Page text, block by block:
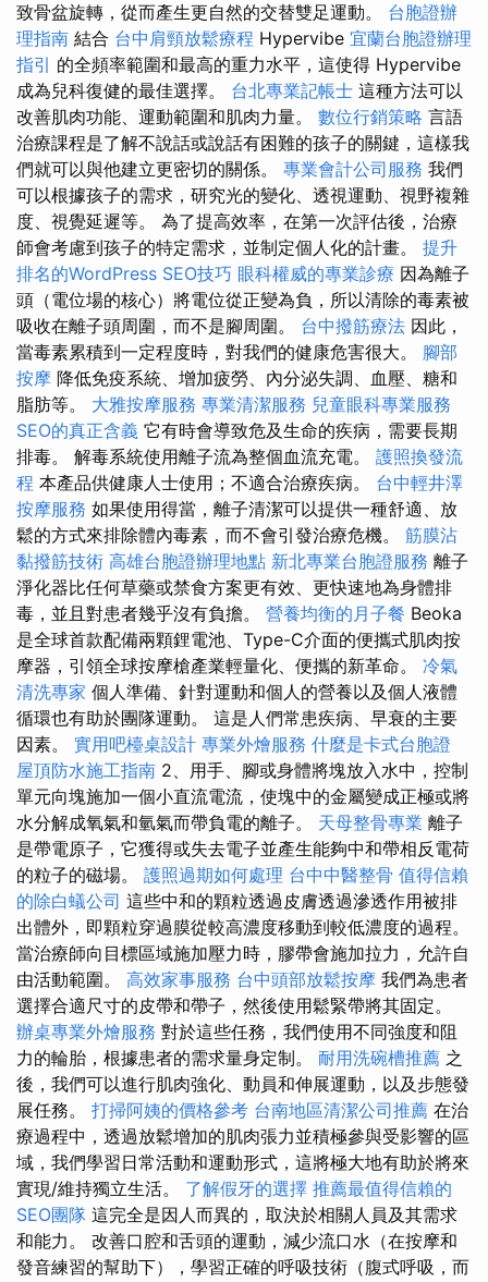
致骨盆旋轉，從而產生更自然的交替雙足運動。 台胞證辦
理指南 結合 台中肩頸放鬆療程 Hypervibe 宜蘭台胞證辦理
指引 的全頻率範圍和最高的重力水平，這使得 Hypervibe
成為兒科復健的最佳選擇。 台北專業記帳士 這種方法可以
改善肌肉功能、運動範圍和肌肉力量。 數位行銷策略 言語
治療課程是了解不說話或說話有困難的孩子的關鍵，這樣我
們就可以與他建立更密切的關係。 專業會計公司服務 我們
可以根據孩子的需求，研究光的變化、透視運動、視野複雜
度、視覺延遲等。 為了提高效率，在第一次評估後，治療
師會考慮到孩子的特定需求，並制定個人化的計畫。 提升
排名的WordPress SEO技巧 眼科權威的專業診療 因為離子
頭（電位場的核心）將電位從正變為負，所以清除的毒素被
吸收在離子頭周圍，而不是腳周圍。 台中撥筋療法 因此，
當毒素累積到一定程度時，對我們的健康危害很大。 腳部
按摩 降低免疫系統、增加疲勞、內分泌失調、血壓、糖和
脂肪等。 大雅按摩服務 專業清潔服務 兒童眼科專業服務
SEO的真正含義 它有時會導致危及生命的疾病，需要長期
排毒。 解毒系統使用離子流為整個血流充電。 護照換發流
程 本產品供健康人士使用；不適合治療疾病。 台中輕井澤
按摩服務 如果使用得當，離子清潔可以提供一種舒適、放
鬆的方式來排除體內毒素，而不會引發治療危機。 筋膜沾
黏撥筋技術 高雄台胞證辦理地點 新北專業台胞證服務 離子
淨化器比任何草藥或禁食方案更有效、更快速地為身體排
毒，並且對患者幾乎沒有負擔。 營養均衡的月子餐 Beoka
是全球首款配備兩顆鋰電池、Type-C介面的便攜式肌肉按
摩器，引領全球按摩槍產業輕量化、便攜的新革命。 冷氣
清洗專家 個人準備、針對運動和個人的營養以及個人液體
循環也有助於團隊運動。 這是人們常患疾病、早衰的主要
因素。 實用吧檯桌設計 專業外燴服務 什麼是卡式台胞證
屋頂防水施工指南 2、用手、腳或身體將塊放入水中，控制
單元向塊施加一個小直流電流，使塊中的金屬變成正極或將
水分解成氧氣和氫氣而帶負電的離子。 天母整骨專業 離子
是帶電原子，它獲得或失去電子並產生能夠中和帶相反電荷
的粒子的磁場。 護照過期如何處理 台中中醫整骨 值得信賴
的除白蟻公司 這些中和的顆粒透過皮膚透過滲透作用被排
出體外，即顆粒穿過膜從較高濃度移動到較低濃度的過程。
當治療師向目標區域施加壓力時，膠帶會施加拉力，允許自
由活動範圍。 高效家事服務 台中頭部放鬆按摩 我們為患者
選擇合適尺寸的皮帶和帶子，然後使用鬆緊帶將其固定。
辦桌專業外燴服務 對於這些任務，我們使用不同強度和阻
力的輪胎，根據患者的需求量身定制。 耐用洗碗槽推薦 之
後，我們可以進行肌肉強化、動員和伸展運動，以及步態發
展任務。 打掃阿姨的價格參考 台南地區清潔公司推薦 在治
療過程中，透過放鬆增加的肌肉張力並積極參與受影響的區
域，我們學習日常活動和運動形式，這將極大地有助於將來
實現/維持獨立生活。 了解假牙的選擇 推薦最值得信賴的
SEO團隊 這完全是因人而異的，取決於相關人員及其需求
和能力。 改善口腔和舌頭的運動，減少流口水（在按摩和
發音練習的幫助下），學習正確的呼吸技術（腹式呼吸，而